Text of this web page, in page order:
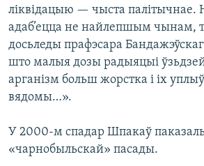
ліквідацыю — чыста палітычнае.
адаб’ецца не найлепшым чынам,
досьледы прафэсара
што малыя дозы радыяцыі
арганізм больш жорстка і іх
вядомы…».
У 2000-м спадар Шпакаў
«чарнобыльскай» пасады.